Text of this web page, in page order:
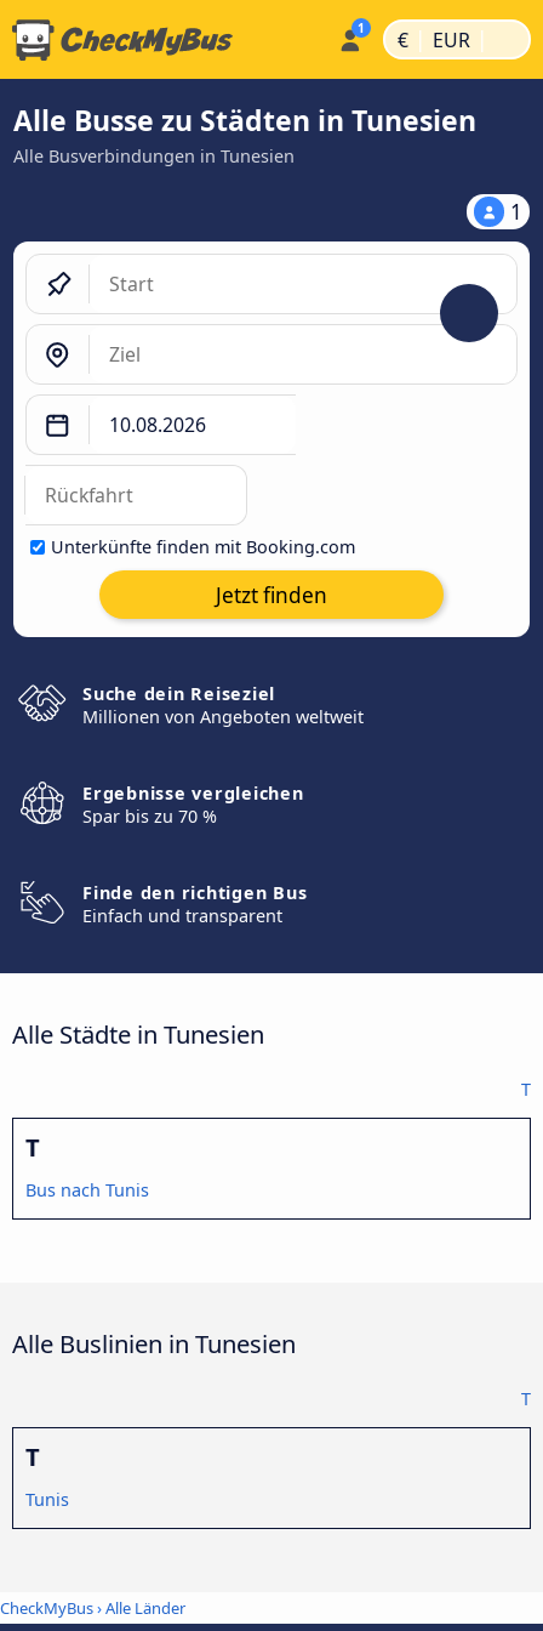
€ | EUR |
Alle Busse zu Städten in Tunesien
Alle Busverbindungen in Tunesien
1
Unterkünfte finden mit Booking.com
Jetzt finden
Suche dein Reiseziel
Millionen von Angeboten weltweit
Ergebnisse vergleichen
Spar bis zu 70 %
Finde den richtigen Bus
Einfach und transparent
Alle Städte in Tunesien
T
T
Bus nach Tunis
Alle Buslinien in Tunesien
T
T
Tunis
CheckMyBus›Alle Länder